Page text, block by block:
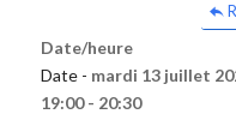
Date/heure
Date - mardi 13 juillet
19:00 - 20:30